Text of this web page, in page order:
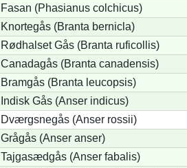
Fasan (Phasianus colchicus)
Knortegås (Branta bernicla)
Rødhalset Gås (Branta ruficollis)
Canadagås (Branta canadensis)
Bramgås (Branta leucopsis)
Indisk Gås (Anser indicus)
Dværgsnegås (Anser rossii)
Grågås (Anser anser)
Tajgasædgås (Anser fabalis)